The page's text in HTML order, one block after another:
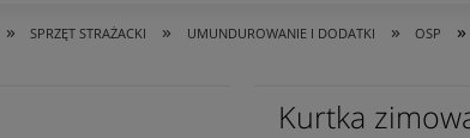
» SPRZĘT STRAŻACKI » UMUNDUROWANIE I DODATKI » OSP »
Kurtka